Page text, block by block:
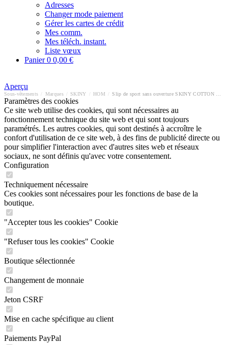
Adresses
Changer mode paiement
Gérer les cartes de crédit
Mes comm.
Mes téléch. instant.
Liste vœux
Panier0 0,00 €
Aperçu
Sous-vêtements Marques SKINY HOM
Paramètres des cookies
Ce site web utilise des cookies, qui sont nécessaires au
fonctionnement technique du site web et qui sont toujours
paramétrés. Les autres cookies, qui sont destinés à accroître le
confort d'utilisation de ce site web, à des fins de publicité directe ou
pour simplifier l'interaction avec d'autres sites web et réseaux
sociaux, ne sont définis qu'avec votre consentement.
Configuration
Techniquement nécessaire
Ces cookies sont nécessaires pour les fonctions de base de la
boutique.
"Accepter tous les cookies" Cookie
"Refuser tous les cookies" Cookie
Boutique sélectionnée
Changement de monnaie
Jeton CSRF
Mise en cache spécifique au client
Paiements PayPal